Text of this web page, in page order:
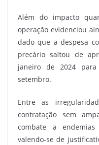
Além do impacto
operação evidenciou
dado que a despesa
precário saltou de
janeiro de 2024
setembro.
Entre as
contratação sem
combate a
valendo-se de